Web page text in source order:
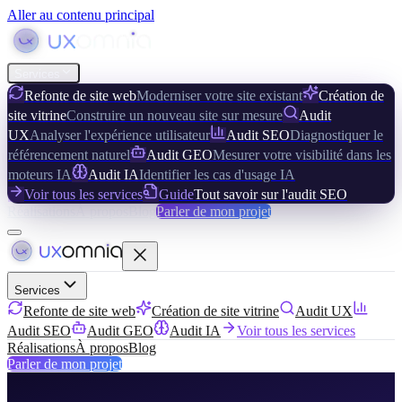
Aller au contenu principal
Refonte de site webModerniser votre site existant
Création de
site vitrineConstruire un nouveau site sur mesure
Audit
UXAnalyser l'expérience utilisateur Audit SEODiagnostiquer le
référencement naturel
Audit GEOMesurer votre visibilité dans les
moteurs IA
Audit IAIdentifier les cas d'usage IA
Voir tous les services
GuideTout savoir sur l'audit SEO
Parler de mon projet
Services
Refonte de site web Création de site vitrine
Audit UX
Audit SEO
Audit GEO Audit IA
Voir tous les services
RéalisationsÀ proposBlog
Parler de mon projet